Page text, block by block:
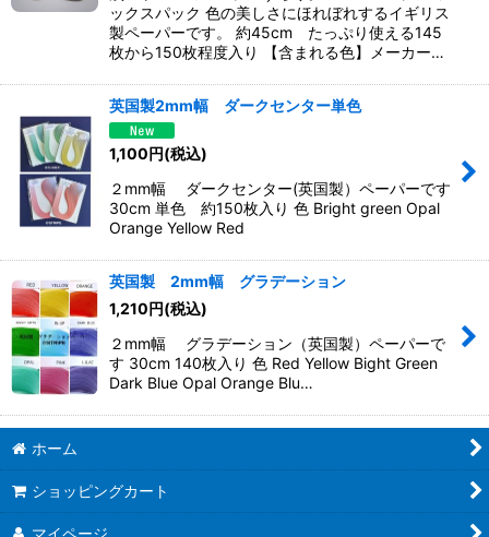
ックスパック 色の美しさにほれぼれするイギリス
製ペーパーです。 約45cm たっぷり使える145
枚から150枚程度入り 【含まれる色】メーカー…
英国製2mm幅 ダークセンター単色
1,100円(税込)
２mm幅 ダークセンター(英国製）ペーパーです
30cm 単色 約150枚入り 色 Bright green Opal
Orange Yellow Red
英国製 2mm幅 グラデーション
1,210円(税込)
２mm幅 グラデーション（英国製）ペーパーで
す 30cm 140枚入り 色 Red Yellow Bight Green
Dark Blue Opal Orange Blu…
ホーム
ショッピングカート
マイページ